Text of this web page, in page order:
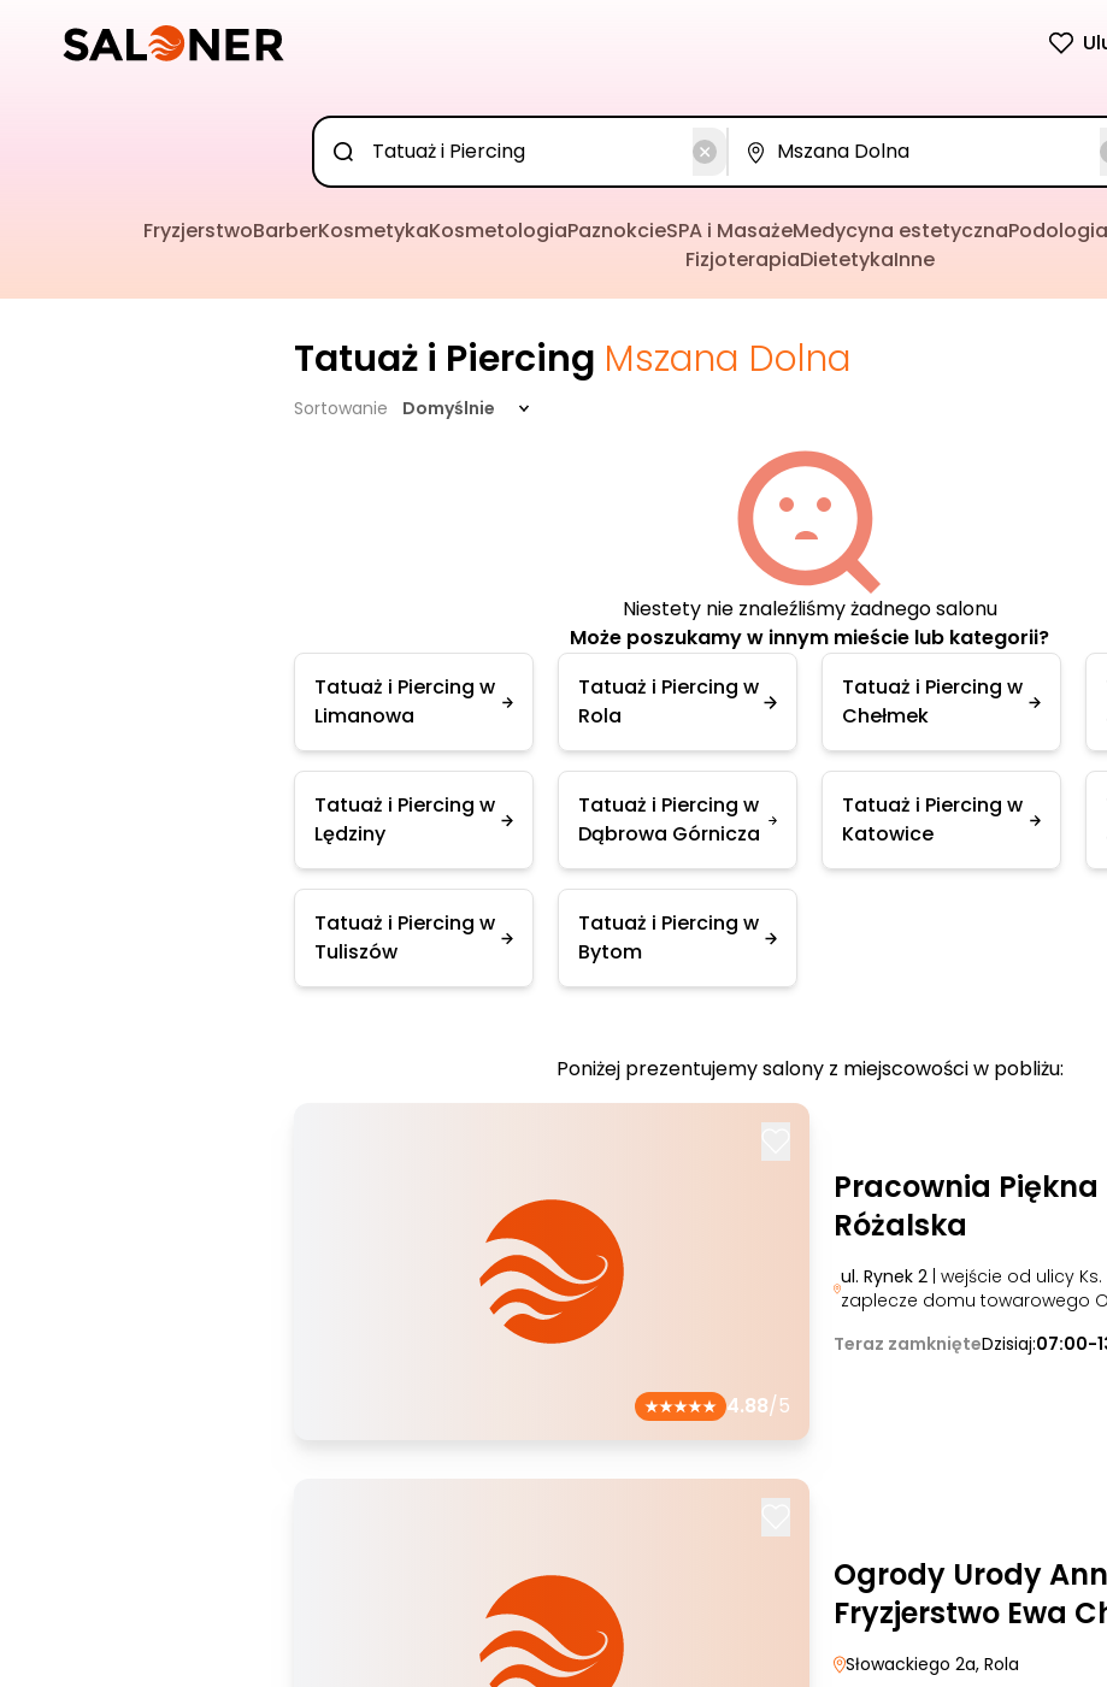
FryzjerstwoBarberKosmetykaKosmetologiaPaznokcieSPA i MasażeMedycyna estetycznaPodologia
FizjoterapiaDietetykaInne
Tatuaż i Piercing Mszana Dolna
Sortowanie Domyślnie
Niestety nie znaleźliśmy żadnego salonu
Może poszukamy w innym mieście lub kategorii?
Tatuaż i Piercing w
Limanowa
Tatuaż i Piercing w
Rola
Tatuaż i Piercing w
Chełmek
Tatuaż i Piercing w
Lędziny
Tatuaż i Piercing w
Dąbrowa Górnicza
Tatuaż i Piercing w
Katowice
Tatuaż i Piercing w
Tuliszów
Tatuaż i Piercing w
Bytom
Poniżej prezentujemy salony z miejscowości w pobliżu:
4.88/5
Pracownia
Różalska
ul. Rynek 2| wejście od ulicy
zaplecze domu towarowego
Teraz zamknięteDzisiaj:07:00-
Ogrody Urody
Fryzjerstwo Ewa
Słowackiego 2a, Rola